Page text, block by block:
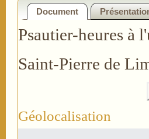
Document
Psautier-heures à
Saint-Pierre de
Géolocalisation